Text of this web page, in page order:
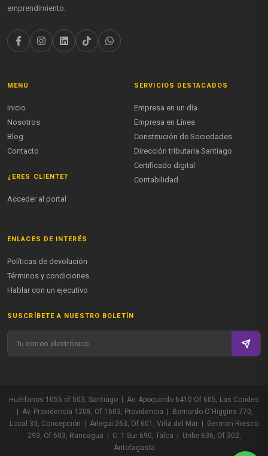
emprendimiento.
MENÚ
Inicio
Nosotros
Blog
Contacto
¿ERES CLIENTE?
Acceder al portal
SERVICIOS DESTACADOS
Empresa en un día
Empresa en Línea
Constitución de Sociedades
Dirección tributaria Santiago
Certificado digital
Contabilidad
ENLACES DE INTERÉS
Políticas de devolución
Términos y condiciones
Hablar con un ejecutivo
SUSCRÍBETE A NUESTRO BOLETÍN
Huérfanos 1055 of 503, Santiago | Av. Apoquindo 6410 Of 605, Las Condes
| Av. Providencia 1208, Of 1603, Providencia | Bernardo O'Higgins 770,
Local 33, Concepción | Arlegui 263, Of 601, Viña del Mar | German Riesco
293, Of 603, Rancagua | C. 1 Sur 690, Talca | Uribe 636, Of 302,
Antofagasta